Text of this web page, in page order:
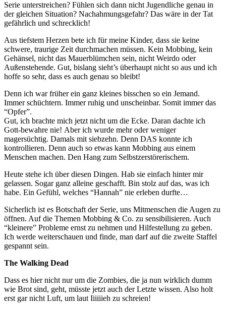
Serie unterstreichen? Fühlen sich dann nicht Jugendliche genau in
der gleichen Situation? Nachahmungsgefahr? Das wäre in der Tat
gefährlich und schrecklich!
Aus tiefstem Herzen bete ich für meine Kinder, dass sie keine
schwere, traurige Zeit durchmachen müssen. Kein Mobbing, kein
Gehänsel, nicht das Mauerblümchen sein, nicht Weirdo oder
Außenstehende. Gut, bislang sieht’s überhaupt nicht so aus und ich
hoffe so sehr, dass es auch genau so bleibt!
Denn ich war früher ein ganz kleines bisschen so ein Jemand.
Immer schüchtern. Immer ruhig und unscheinbar. Somit immer das
“Opfer”.
Gut, ich brachte mich jetzt nicht um die Ecke. Daran dachte ich
Gott-bewahre nie! Aber ich wurde mehr oder weniger
magersüchtig. Damals mit siebzehn. Denn DAS konnte ich
kontrollieren. Denn auch so etwas kann Mobbing aus einem
Menschen machen. Den Hang zum Selbstzerstörerischem.
Heute stehe ich über diesen Dingen. Hab sie einfach hinter mir
gelassen. Sogar ganz alleine geschafft. Bin stolz auf das, was ich
habe. Ein Gefühl, welches “Hannah” nie erleben durfte…
Sicherlich ist es Botschaft der Serie, uns Mitmenschen die Augen zu
öffnen. Auf die Themen Mobbing & Co. zu sensibilisieren. Auch
“kleinere” Probleme ernst zu nehmen und Hilfestellung zu geben.
Ich werde weiterschauen und finde, man darf auf die zweite Staffel
gespannt sein.
The Walking Dead
Dass es hier nicht nur um die Zombies, die ja nun wirklich dumm
wie Brot sind, geht, müsste jetzt auch der Letzte wissen. Also holt
erst gar nicht Luft, um laut Iiiiiieh zu schreien!